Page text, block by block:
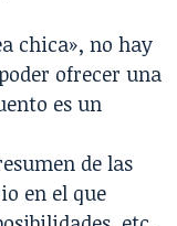
chica», no hay
ofrecer una
es un
de las
en el que